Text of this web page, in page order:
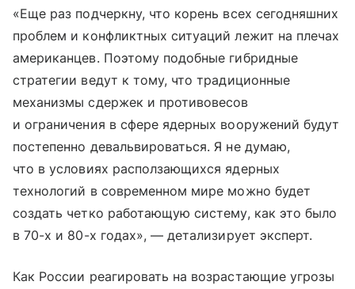
«Еще раз подчеркну, что корень всех сегодняшних
проблем и конфликтных ситуаций лежит на плечах
американцев. Поэтому подобные гибридные
стратегии ведут к тому, что традиционные
механизмы сдержек и противовесов
и ограничения в сфере ядерных вооружений будут
постепенно девальвироваться. Я не думаю,
что в условиях расползающихся ядерных
технологий в современном мире можно будет
создать четко работающую систему, как это было
в 70-х и 80-х годах», — детализирует эксперт.
Как России реагировать на возрастающие угрозы